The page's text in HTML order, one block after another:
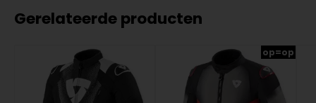
Gerelateerde producten
op=op